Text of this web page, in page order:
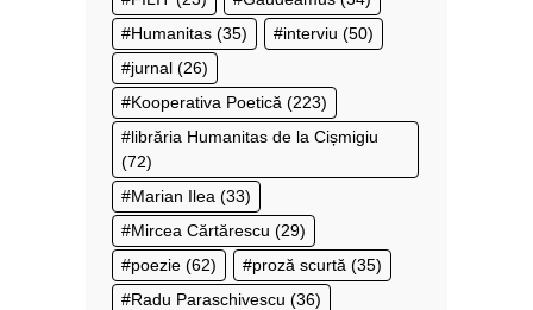
Humanitas (35) interviu (50)
jurnal (26)
Kooperativa Poetică (223)
librăria Humanitas de la Cișmigiu
(72)
Marian Ilea (33)
Mircea Cărtărescu (29)
poezie (62) proză scurtă (35)
Radu Paraschivescu (36)